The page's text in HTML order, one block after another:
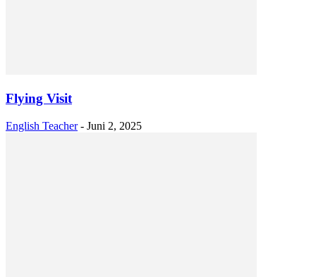
Flying Visit
English Teacher - Juni 2, 2025